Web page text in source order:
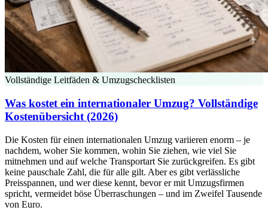
Vollständige Leitfäden & Umzugschecklisten
Was kostet ein internationaler Umzug? Vollständige
Kostenübersicht (2026)
Die Kosten für einen internationalen Umzug variieren enorm – je
nachdem, woher Sie kommen, wohin Sie ziehen, wie viel Sie
mitnehmen und auf welche Transportart Sie zurückgreifen. Es gibt
keine pauschale Zahl, die für alle gilt. Aber es gibt verlässliche
Preisspannen, und wer diese kennt, bevor er mit Umzugsfirmen
spricht, vermeidet böse Überraschungen – und im Zweifel Tausende
von Euro.